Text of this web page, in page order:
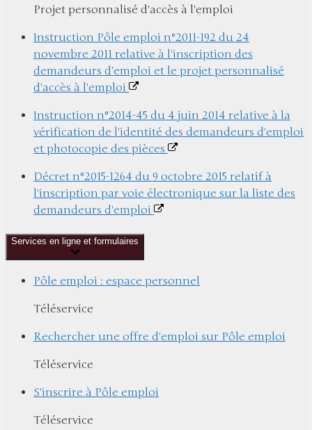
Projet personnalisé d'accès à l'emploi
Instruction Pôle emploi n°2011-192 du 24
novembre 2011 relative à l'inscription des
demandeurs d'emploi et le projet personnalisé
d'accès à l'emploi
Instruction n°2014-45 du 4 juin 2014 relative à la
vérification de l'identité des demandeurs d'emploi
et photocopie des pièces
Décret n°2015-1264 du 9 octobre 2015 relatif à
l'inscription par voie électronique sur la liste des
demandeurs d'emploi
Services en ligne et formulaires
Pôle emploi : espace personnel
Téléservice
Rechercher une offre d'emploi sur Pôle emploi
Téléservice
S'inscrire à Pôle emploi
Téléservice